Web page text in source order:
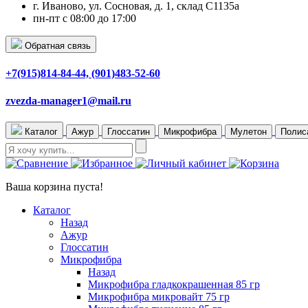
г. Иваново, ул. Сосновая, д. 1, склад С1135а
пн-пт с 08:00 до 17:00
Обратная связь
+7(915)814-84-44, (901)483-52-60
zvezda-manager1@mail.ru
Каталог Ажур Глоссатин Микрофибра Мулетон
Ваша корзина пуста!
Каталог
Назад
Ажур
Глоссатин
Микрофибра
Назад
Микрофибра гладкокрашенная 85 гр
Микрофибра микровайт 75 гр